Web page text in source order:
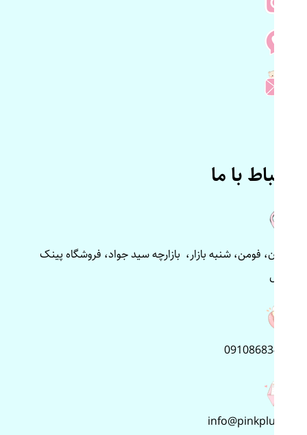
ارتباط با ما
گیلان، فومن، شنبه بازار، بازارچه سید جواد، فروشگاه پینک
پلاس
09108683499
info@pinkplus.ir